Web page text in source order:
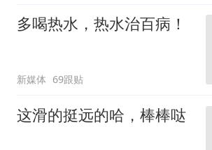
多喝热水，热水治百病！
新媒体 69跟贴
这滑的挺远的哈，棒棒哒